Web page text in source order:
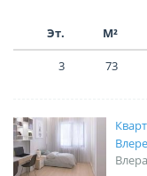
Эт. М²
3 73
Влера